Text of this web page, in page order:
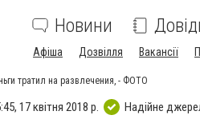
Новини
Афіша Дозвілля Вакансії
тратил на развлечения, - ФОТО
17 квітня 2018 р. Надійне